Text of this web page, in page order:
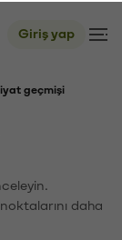
Giriş yap
geçmişi
daha